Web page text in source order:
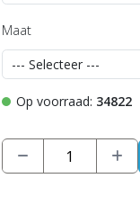
Maat
Op voorraad: 34822